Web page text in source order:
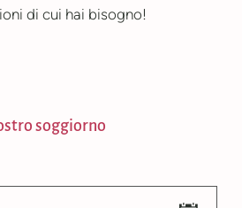
di cui hai bisogno!
soggiorno